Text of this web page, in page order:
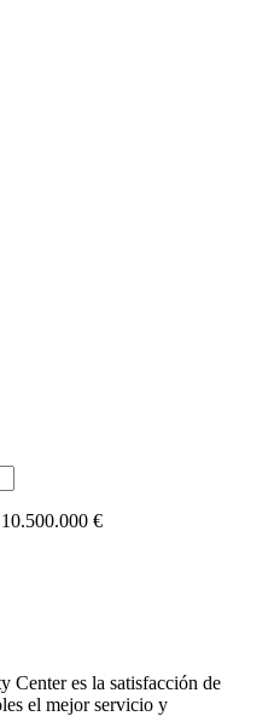
€
Center es la satisfacción de
el mejor servicio y